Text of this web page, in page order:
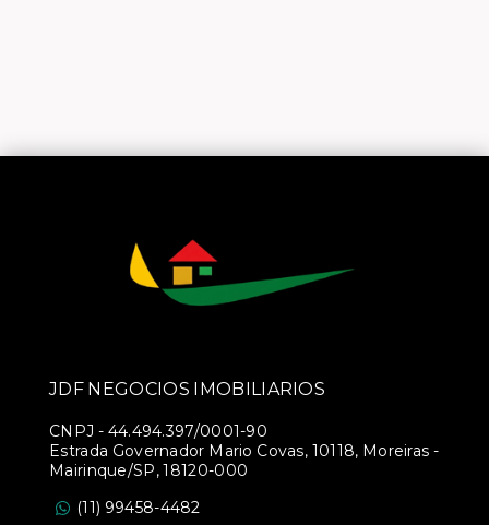
JDF NEGOCIOS IMOBILIARIOS
CNPJ - 44.494.397/0001-90
Estrada Governador Mario Covas, 10118, Moreiras -
Mairinque/SP, 18120-000
(11) 99458-4482